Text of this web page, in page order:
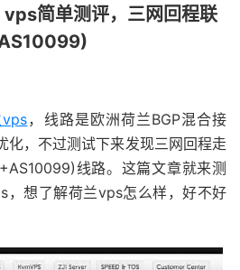
简单测评，三网回程联
，线路是欧洲荷兰BGP混合接
化，不过测试下来发现三网回程走
线路。这篇文章就来测
想了解荷兰vps怎么样，好不好